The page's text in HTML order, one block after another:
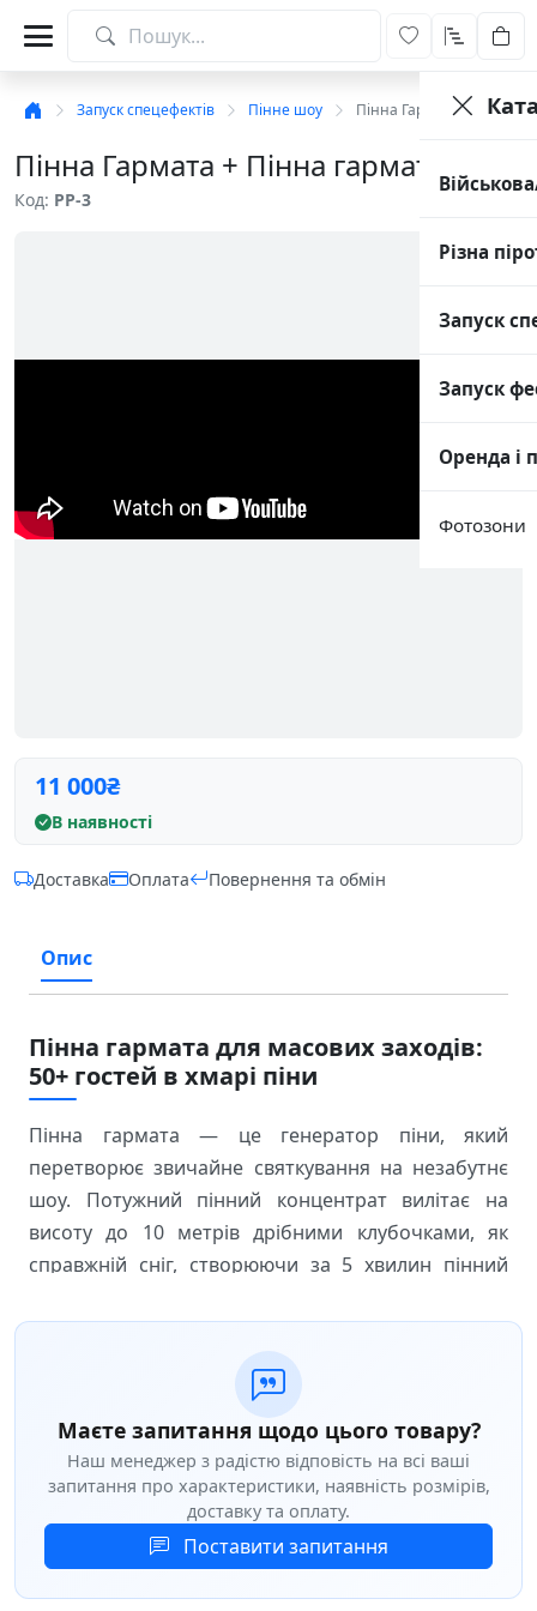
Різна
Запуск
Запуск
Оренда і
Фотозони
Запуск спецефектів Пінне шоу Пінна Гармата + Пінна
Пінна Гармата + Пінна гармата
Код: PP-3
11 000₴
В наявності
Доставка Оплата Повернення та обмін
Опис
Пінна гармата для масових заходів:
50+ гостей в хмарі піни
Пінна гармата — це генератор піни, який
перетворює звичайне святкування на незабутнє
шоу. Потужний пінний концентрат вилітає на
висоту до 10 метрів дрібними клубочками, як
справжній сніг, створюючи за 5 хвилин пінний
для організації яскравоїпінної вечіркина
великих корпоративах, дитячих святах та
Що входить у комплект
10 літрів пінного концентрату гіпоалергічного
Маєте запитання щодо цього товару?
Наш менеджер з радістю відповість на всі ваші
запитання про характеристики, наявність розмірів,
доставку та оплату.
Поставити запитання